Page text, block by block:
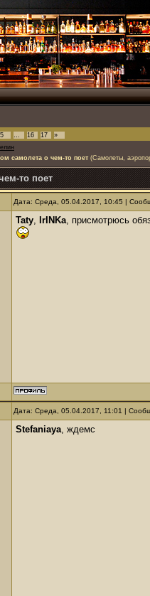
5 … 16 17 »
самолета о чем-то поет (Самолеты,
то поет
Дата: Среда, 05.04.2017, 10:45 |
Taty, IrINKa, присмотрюсь
Дата: Среда, 05.04.2017, 11:01 |
Stefaniaya, ждемс